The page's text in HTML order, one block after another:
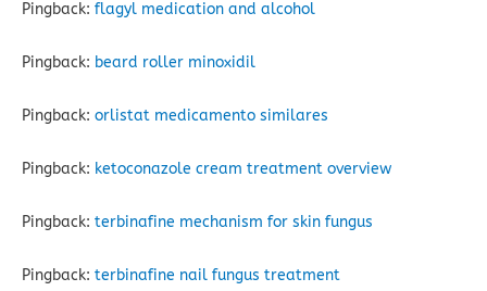
Pingback: flagyl medication and alcohol
Pingback: beard roller minoxidil
Pingback: orlistat medicamento similares
Pingback: ketoconazole cream treatment overview
Pingback: terbinafine mechanism for skin fungus
Pingback: terbinafine nail fungus treatment